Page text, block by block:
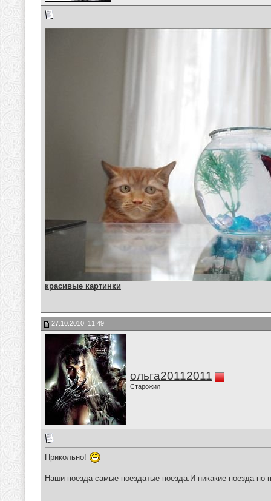
красивые картинки
27.10.2010, 11:49
ольга20112011
Старожил
Прикольно!
Наши поезда самые поездатые поезда.И никакие поезда по